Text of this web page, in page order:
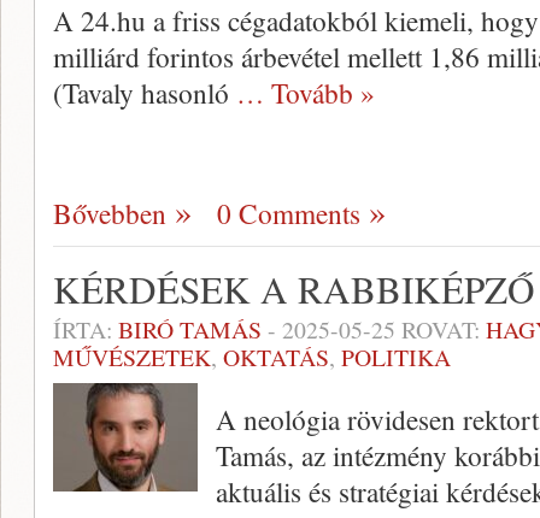
A 24.hu a friss cégadatokból kiemeli,
milliárd forintos árbevétel mellett 1,86
(Tavaly hasonló … Tovább »
Bővebben 0 Comments
KÉRDÉSEK A
ÍRTA: BIRÓ TAMÁS - 2025-05-25 ROVAT:
MŰVÉSZETEK, OKTATÁS, POLITIKA
A neológia rövidesen
Tamás, az intézmény
aktuális és stratégiai